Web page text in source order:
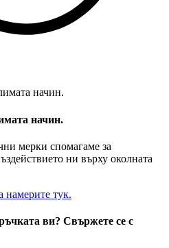
начин.
мерки спомагаме за
ни върху околната
тук.
ви? Свържете се с